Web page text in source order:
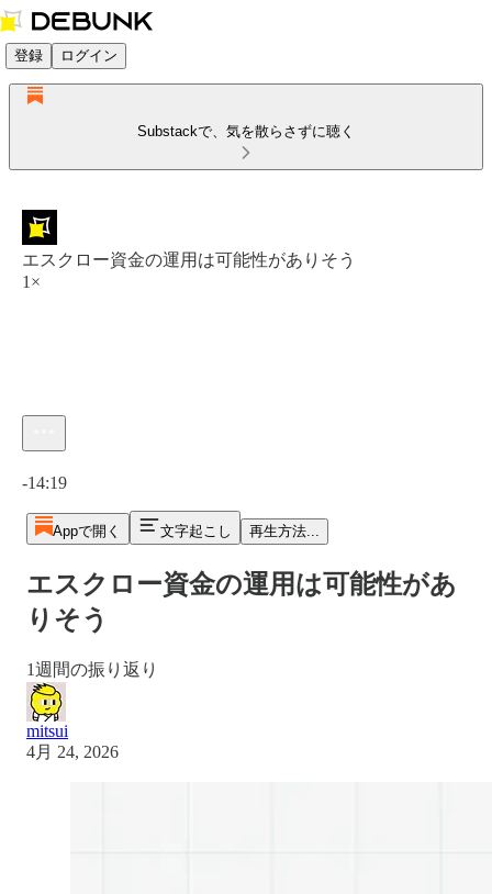
登録 ログイン
Substackで、気を散らさずに聴く
エスクロー資金の運用は可能性がありそう
1×
-14:19
Appで開く 文字起こし 再生方法...
エスクロー資金の運用は可能性があ
りそう
1週間の振り返り
mitsui
4月 24, 2026